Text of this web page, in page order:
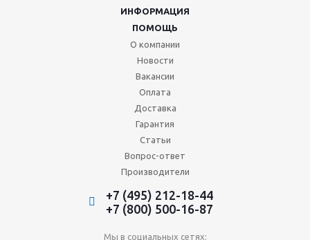
ИНФОРМАЦИЯ
ПОМОЩЬ
О компании
Новости
Вакансии
Оплата
Доставка
Гарантия
Статьи
Вопрос-ответ
Производители
+7 (495) 212-18-44
+7 (800) 500-16-87
Мы в социальных сетях: